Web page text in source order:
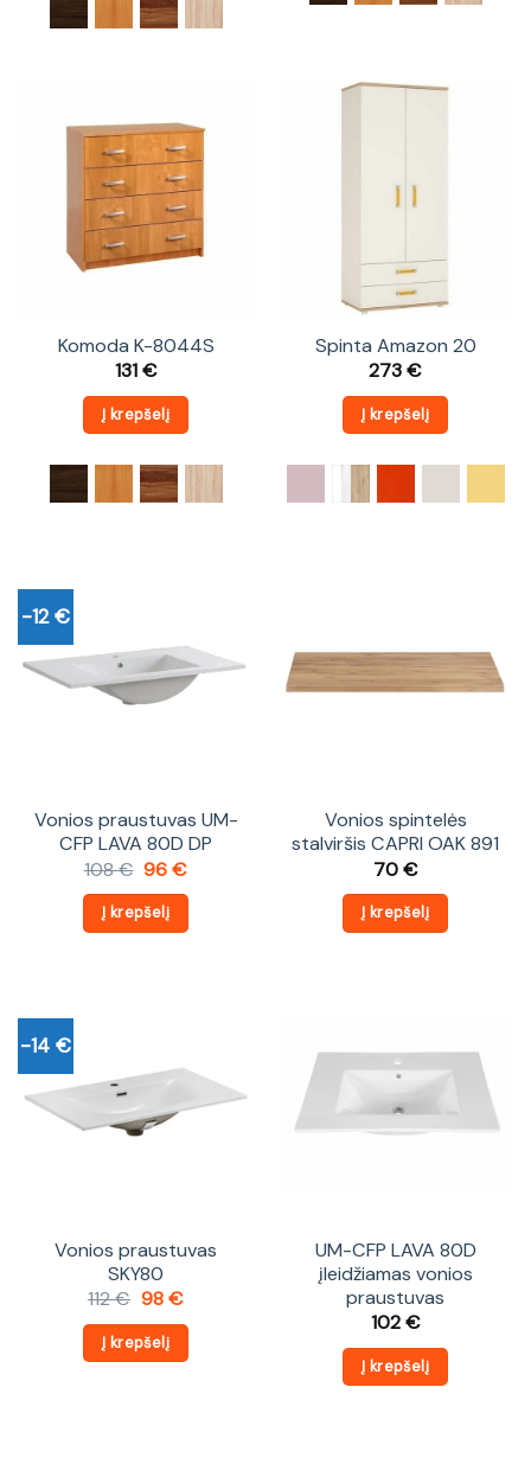
Komoda K-8044S
131€
Į krepšelį
Spinta Amazon 20
273€
Į krepšelį
-12 €
Vonios praustuvas UM-
CFP LAVA 80D DP
108€ Original
was:
108 €.
96€Current
is:
96 €.
Į krepšelį
Vonios spintelės
stalviršis CAPRI OAK 891
70€
Į krepšelį
-14 €
Vonios praustuvas
SKY80
112€ Original
was:
112 €.
98€Current
is:
98 €.
Į krepšelį
UM-CFP LAVA 80D
įleidžiamas vonios
praustuvas
102€
Į krepšelį